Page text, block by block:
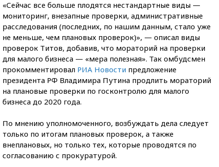
«Сейчас все больше плодятся нестандартные виды —
мониторинг, внезапные проверки, административные
расследования (последних, по нашим данным, стало уже
не меньше, чем плановых проверок)», — описал виды
проверок Титов, добавив, что мораторий на проверки
для малого бизнеса — «мера полезная». Так омбудсмен
прокомментировал РИА Новости предложение
президента РФ Владимира Путина продлить мораторий
на плановые проверки по госконтролю для малого
бизнеса до 2020 года.
По мнению уполномоченного, возбуждать дела следует
только по итогам плановых проверок, а также
внеплановых, но только тех, которые проводятся по
согласованию с прокуратурой.